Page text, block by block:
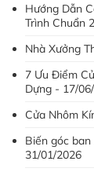
Hướng Dẫn
Trình Chuẩn
Nhà Xưởng
7 Ưu Điểm
Dựng - 17/
Cửa Nhôm
Biến góc
31/01/2026